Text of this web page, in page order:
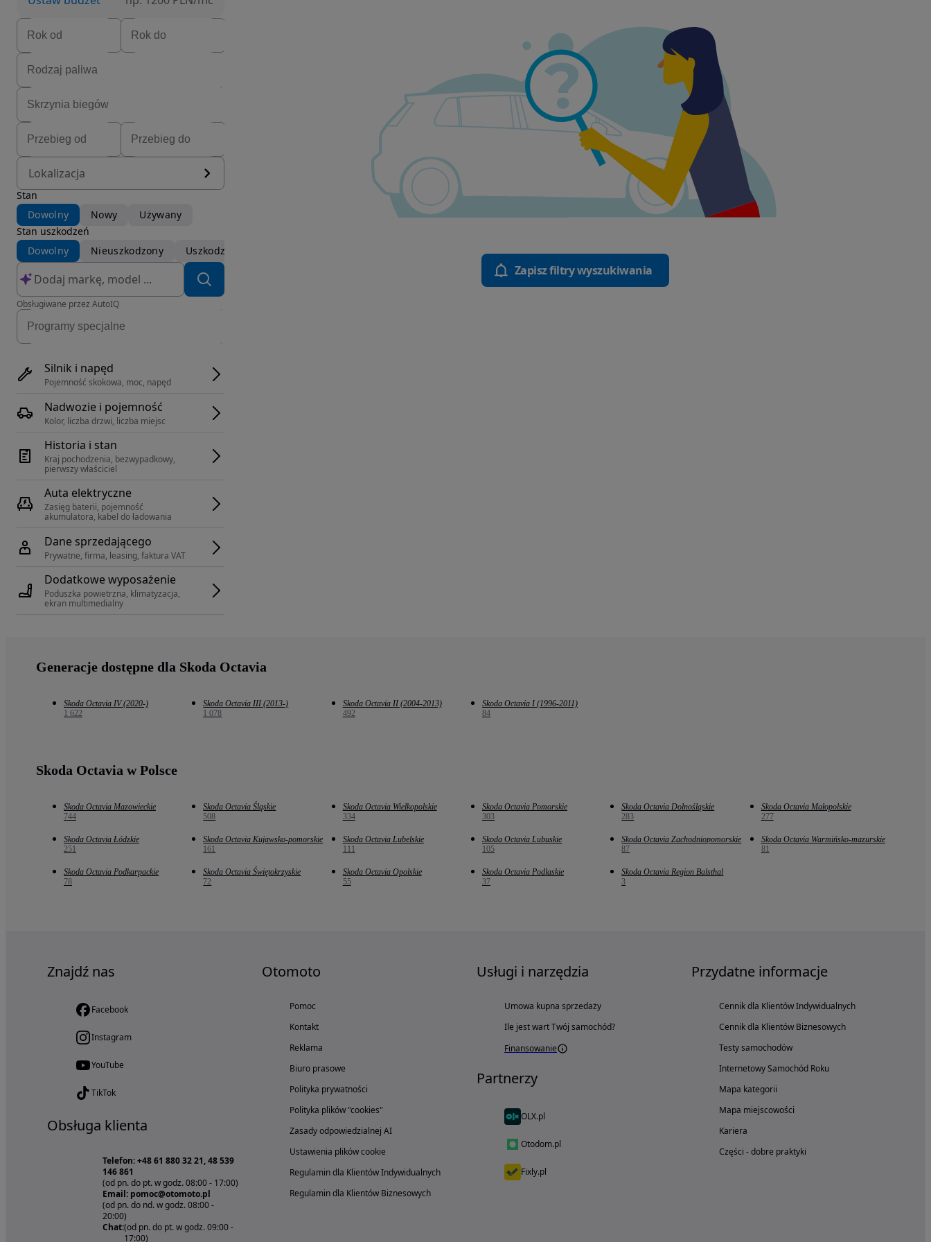
Lokalizacja
Stan
Dowolny
Nowy
Używany
Stan uszkodzeń
Dowolny
Nieuszkodzony Uszkodzony
Obsługiwane przez AutoIQ
Silnik i napęd
Pojemność skokowa, moc, napęd
Nadwozie i pojemność
Kolor, liczba drzwi, liczba miejsc
Historia i stan
Kraj pochodzenia, bezwypadkowy,
pierwszy właściciel
Auta elektryczne
Zasięg baterii, pojemność
akumulatora, kabel do ładowania
Dane sprzedającego
Prywatne, firma, leasing, faktura VAT
Dodatkowe wyposażenie
Poduszka powietrzna, klimatyzacja,
ekran multimedialny
Zapisz filtry wyszukiwania
Generacje dostępne dla Skoda Octavia
Skoda Octavia IV (2020-)
1 622
Skoda Octavia III (2013-)
1 078
Skoda Octavia II (2004-2013)
492
Skoda Octavia I (1996-2011)
84
Skoda Octavia w Polsce
Skoda Octavia Mazowieckie
744
Skoda Octavia Śląskie
508
Skoda Octavia Wielkopolskie
334
Skoda Octavia Pomorskie
303
Skoda Octavia Dolnośląskie
283
Skoda Octavia Małopolskie
277
Skoda Octavia Łódzkie
251
Skoda Octavia Kujawsko-pomorskie
161
Skoda Octavia Lubelskie
111
Skoda Octavia Lubuskie
105
Skoda Octavia Zachodniopomorskie
87
Skoda Octavia Warmińsko-mazurskie
81
Skoda Octavia Podkarpackie
78
Skoda Octavia Świętokrzyskie
72
Skoda Octavia Opolskie
55
Skoda Octavia Podlaskie
37
Skoda Octavia Region Balsthal
3
Znajdź nas
Facebook
Instagram
YouTube
TikTok
Obsługa klienta
Telefon: +48 61 880 32 21, 48 539
146 861
(od pn. do pt. w godz. 08:00 - 17:00)
Email: pomoc@otomoto.pl
(od pn. do nd. w godz. 08:00 -
20:00)
Chat:(od pn. do pt. w godz. 09:00 -
17:00)
Otomoto
Pomoc
Kontakt
Reklama
Biuro prasowe
Polityka prywatności
Polityka plików "cookies"
Zasady odpowiedzialnej AI
Ustawienia plików cookie
Regulamin dla Klientów Indywidualnych
Regulamin dla Klientów Biznesowych
Usługi i narzędzia
Umowa kupna sprzedaży
Ile jest wart Twój samochód?
Finansowanie
Partnerzy
OLX.pl
Otodom.pl
Fixly.pl
Przydatne informacje
Cennik dla Klientów Indywidualnych
Cennik dla Klientów Biznesowych
Testy samochodów
Internetowy Samochód Roku
Mapa kategorii
Mapa miejscowości
Kariera
Części - dobre praktyki